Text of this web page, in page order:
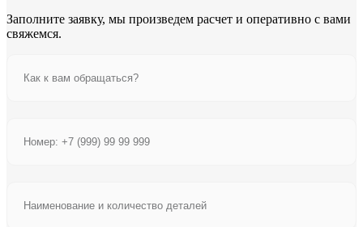
Заполните заявку, мы произведем расчет и оперативно с вами
свяжемся.